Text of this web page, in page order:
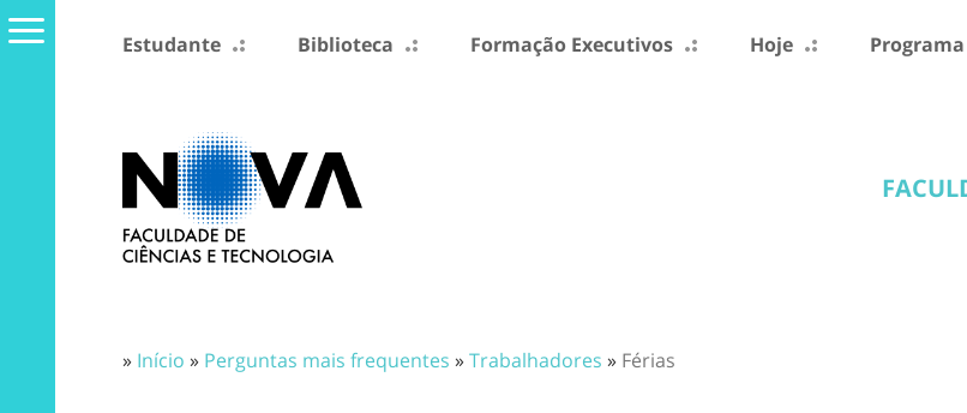
Estudante Biblioteca Formação Executivos Hoje
» Início » Perguntas mais frequentes »Trabalhadores » Férias